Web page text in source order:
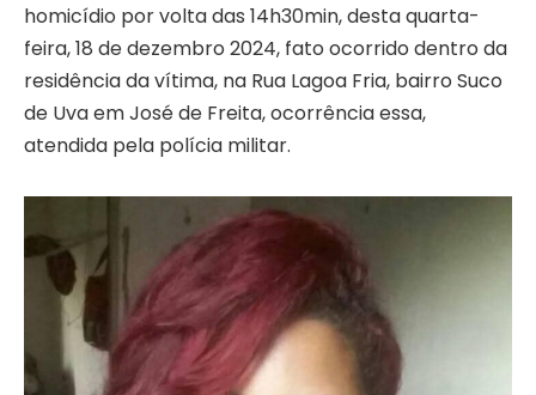
homicídio por volta das 14h30min, desta quarta-
feira, 18 de dezembro 2024, fato ocorrido dentro da
residência da vítima, na Rua Lagoa Fria, bairro Suco
de Uva em José de Freita, ocorrência essa,
atendida pela polícia militar.